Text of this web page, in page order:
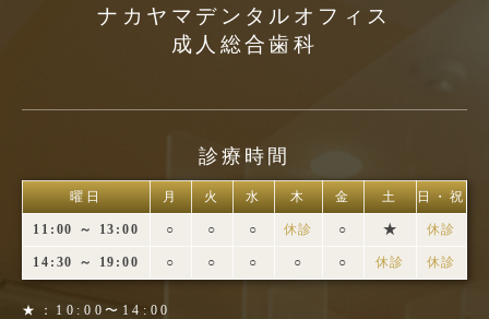
ナカヤマデンタルオフィス
成人総合歯科
診療時間
曜日 月 火 水 木 金 土 日・祝
11:00 ～ 13:00 ○ ○ ○ 休診 ○ ★ 休診
14:30 ～ 19:00 ○ ○ ○ ○ ○ 休診 休診
★：10:00〜14:00